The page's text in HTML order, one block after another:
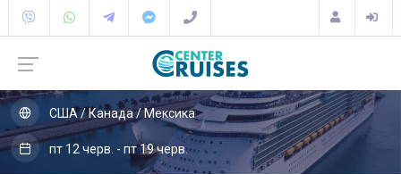
США / Канада / Мексика
пт 12 черв. - пт 19 черв.